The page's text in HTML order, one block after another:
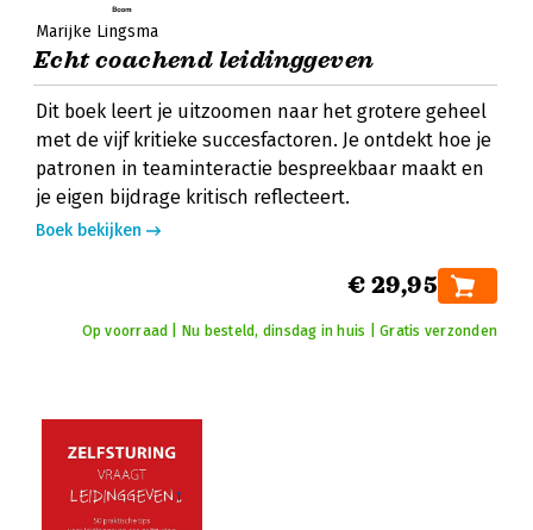
Marijke Lingsma
Echt coachend leidinggeven
Dit boek leert je uitzoomen naar het grotere geheel
met de vijf kritieke succesfactoren. Je ontdekt hoe je
patronen in teaminteractie bespreekbaar maakt en
je eigen bijdrage kritisch reflecteert.
Boek bekijken
€ 29,95
Op voorraad | Nu besteld, dinsdag in huis | Gratis verzonden